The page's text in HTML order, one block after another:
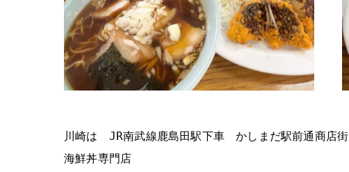
川崎は JR南武線鹿島田駅下車 かしまだ駅前通商店街
海鮮丼専門店